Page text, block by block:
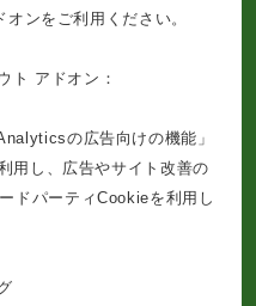
ンをご利用ください。
ト アドオン：
の広告向けの機能」
用し、広告やサイト改善の
ドパーティCookieを利用し